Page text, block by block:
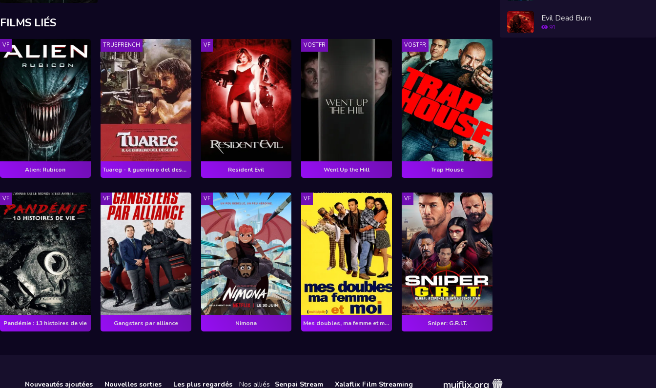
FILMS LIÉS
VF
Alien: Rubicon
TRUEFRENCH
Tuareg - Il guerriero del deserto
VF
Resident Evil
VOSTFR
Went Up the Hill
VOSTFR
Trap House
VF
Pandémie : 13 histoires de vie
VF
Gangsters par alliance
VF
Nimona
VF
Mes doubles, ma femme et moi
VF
Sniper: G.R.I.T.
Evil Dead Burn
91
Nouveautés ajoutées Nouvelles sorties Les plus regardés Nos alliés Senpai Stream Xalaflix Film Streaming muiflix.org